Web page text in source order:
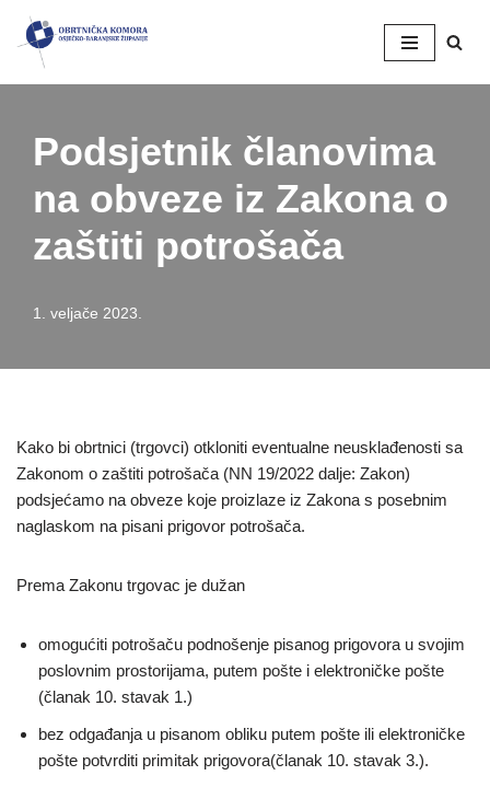
Skip
to
Podsjetnik članovima
na obveze iz Zakona o
zaštiti potrošača
1. veljače 2023.
Kako bi obrtnici (trgovci) otkloniti eventualne neusklađenosti sa
Zakonom o zaštiti potrošača (NN 19/2022 dalje: Zakon)
podsjećamo na obveze koje proizlaze iz Zakona s posebnim
naglaskom na pisani prigovor potrošača.
Prema Zakonu trgovac je dužan
omogućiti potrošaču podnošenje pisanog prigovora u svojim
poslovnim prostorijama, putem pošte i elektroničke pošte
(članak 10. stavak 1.)
bez odgađanja u pisanom obliku putem pošte ili elektroničke
pošte potvrditi primitak prigovora(članak 10. stavak 3.).